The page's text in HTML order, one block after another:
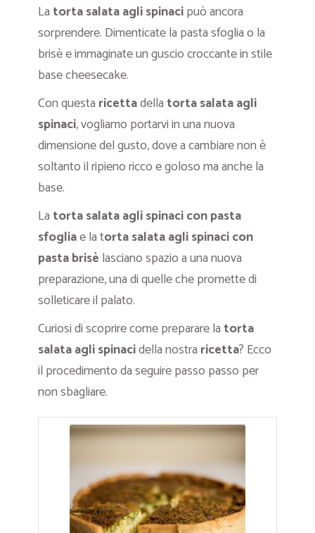
La torta salata agli spinacipuò ancora
sorprendere. Dimenticate la pasta sfoglia o la
brisè e immaginate un guscio croccante in stile
base cheesecake.
Con questa ricettadella torta salata agli
spinaci, vogliamo portarvi in una nuova
dimensione del gusto, dove a cambiare non è
soltanto il ripieno ricco e goloso ma anche la
base.
La torta salata agli spinaci con pasta
sfogliae la torta salata agli spinaci con
pasta brisè lasciano spazio a una nuova
preparazione, una di quelle che promette di
solleticare il palato.
Curiosi di scoprire come preparare la torta
salata agli spinacidella nostra ricetta? Ecco
il procedimento da seguire passo passo per
non sbagliare.